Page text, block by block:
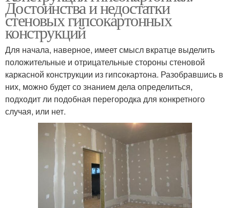
Достоинства и недостатки
стеновых гипсокартонных
конструкций
Для начала, наверное, имеет смысл вкратце выделить
положительные и отрицательные стороны стеновой
каркасной конструкции из гипсокартона. Разобравшись в
них, можно будет со знанием дела определиться,
подходит ли подобная перегородка для конкретного
случая, или нет.